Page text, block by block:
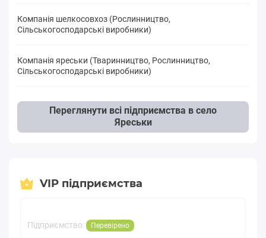
Компанія шелкосовхоз (Рослинництво,
Сільськогосподарські виробники)
Компанія яреськи (Тваринництво, Рослинництво,
Сільськогосподарські виробники)
Переглянути всі підприємства в село
Яреськи
VIP підприємства
Підприємство: Перевірено